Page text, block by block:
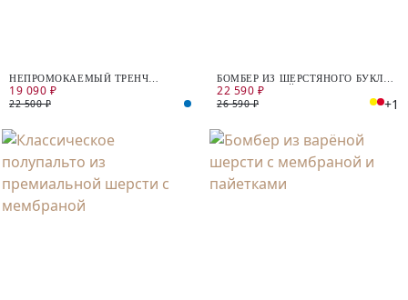
НЕПРОМОКАЕМЫЙ ТРЕНЧ
ПРЯМОГО СИЛУЭТА
19 090 ₽
22 500 ₽
БОМБЕР ИЗ ШЕРСТЯНОГО БУКЛЕ
С МЕМБРАНОЙ
22 590 ₽
26 590 ₽ +1